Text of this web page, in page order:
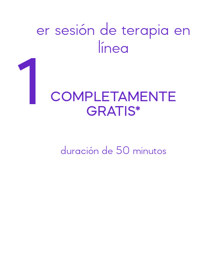
1
er sesión de terapia en
línea
COMPLETAMENTE
GRATIS*
duración de 50 minutos